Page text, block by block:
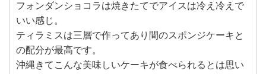
フォンダンショコラは焼きたてでアイスは冷え冷えで
いい感じ。
ティラミスは三層で作ってあり間のスポンジケーキと
の配分が最高です。
沖縄きてこんな美味しいケーキが食べられるとは思い